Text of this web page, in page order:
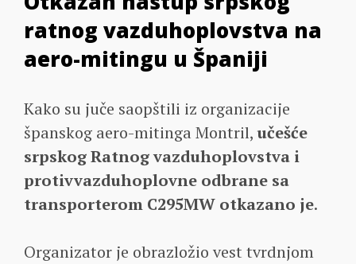
ratnog vazduhoplovstva na
aero-mitingu u Španiji
Kako su juče saopštili iz organizacije
španskog aero-mitinga Montril, učešće
srpskog Ratnog vazduhoplovstva i
protivvazduhoplovne odbrane sa
transporterom C295MW otkazano je.
Organizator je obrazložio vest tvrdnjom